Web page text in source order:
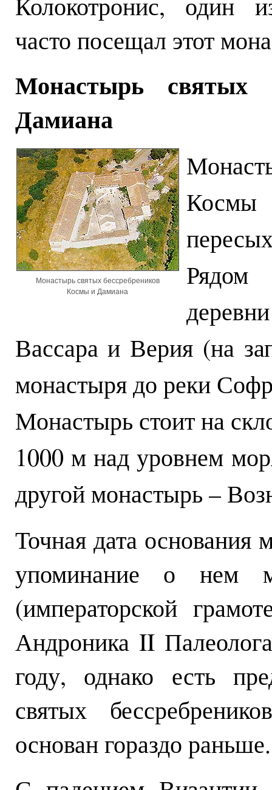
часто посещал этот
Монастырь святых
Дамиана
Монастырь святых бессребреников
Космы и Дамиана
Космы
Рядом
Вассара и Верия (на
монастыря до реки
Монастырь стоит на
1000 м над уровнем
другой монастырь –
Точная дата основания
упоминание о нем
(императорской
Андроника II
году, однако есть
святых
основан гораздо раньше.